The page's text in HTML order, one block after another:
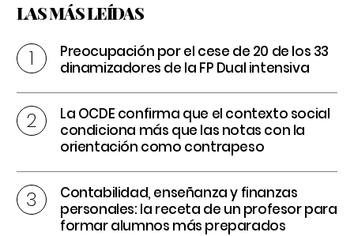
LAS MÁS LEÍDAS
Preocupación por el cese de 20 de los 33
dinamizadores de la FP Dual intensiva
La OCDE confirma que el contexto social
condiciona más que las notas con la
orientación como contrapeso
Contabilidad, enseñanza y finanzas
personales: la receta de un profesor para
formar alumnos más preparados